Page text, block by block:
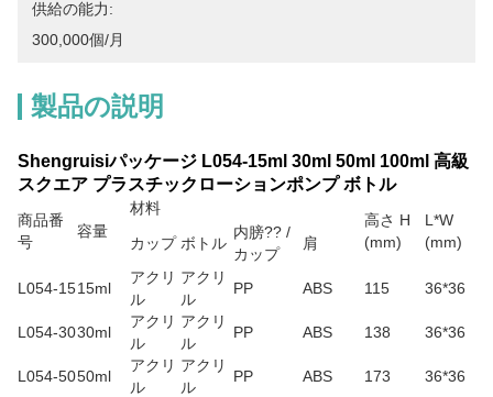
供給の能力:
300,000個/月
製品の説明
Shengruisiパッケージ L054-15ml 30ml 50ml 100ml 高級
スクエア プラスチックローションポンプ ボトル
商品番
号
容量
材料
高さ H
(mm)
L*W
(mm)
カップ ボトル
内膀?? /
カップ
肩
L054-1515ml
アクリ
ル
アクリ
ル
PP ABS 115 36*36
L054-3030ml
アクリ
ル
アクリ
ル
PP ABS 138 36*36
L054-5050ml
アクリ
ル
アクリ
ル
PP ABS 173
36*36